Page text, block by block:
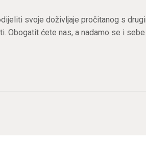
svoje doživljaje pročitanog s
Obogatit ćete nas, a nadamo se i